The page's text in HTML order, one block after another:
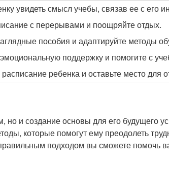
увидеть смысл учебы, связав ее с его
с перерывами и поощряйте отдых.
пособия и адаптируйте методы
поддержку и помогите с
ребенка и оставьте место для
но и создание основы для его будущего
которые помогут ему преодолеть
подходом вы сможете помочь